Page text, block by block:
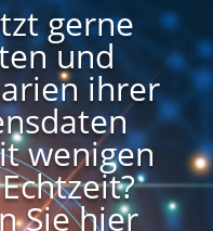
gerne
und
ihrer
wenigen
Sie hier